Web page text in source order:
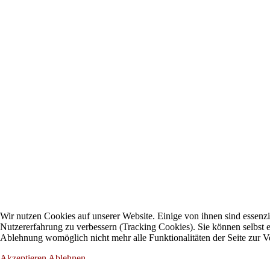
Wir nutzen Cookies auf unserer Website. Einige von ihnen sind
Nutzererfahrung zu verbessern (Tracking Cookies). Sie können selbst
Ablehnung womöglich nicht mehr alle Funktionalitäten der Seite zur